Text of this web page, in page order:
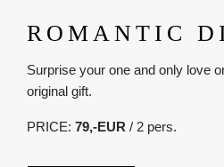
ROMANTIC
Surprise your one and only love
original gift.
PRICE: 79,-EUR / 2 pers.